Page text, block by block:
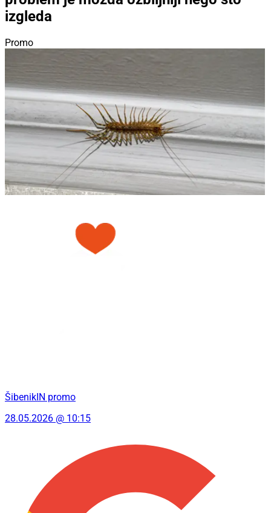
izgleda
Promo
ŠibenikIN promo
28.05.2026 @ 10:15